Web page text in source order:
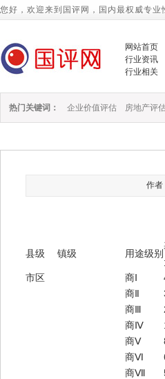
您好，欢迎来到国评网，国内最权威专业
网站首页
行业资讯
行业相关
热门关键词： 企业价值评估 房地产评
作者
县级 镇级 用途级别
市区
商Ⅰ
商Ⅱ
商Ⅲ
商Ⅳ
商Ⅴ
商Ⅵ
商Ⅶ